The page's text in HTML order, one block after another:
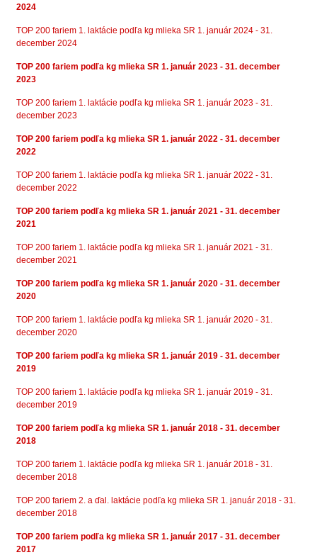
2024
TOP 200 fariem 1. laktácie podľa kg mlieka SR 1. január 2024 - 31.
december 2024
TOP 200 fariem podľa kg mlieka SR 1. január 2023 - 31. december
2023
TOP 200 fariem 1. laktácie podľa kg mlieka SR 1. január 2023 - 31.
december 2023
TOP 200 fariem podľa kg mlieka SR 1. január 2022 - 31. december
2022
TOP 200 fariem 1. laktácie podľa kg mlieka SR 1. január 2022 - 31.
december 2022
TOP 200 fariem podľa kg mlieka SR 1. január 2021 - 31. december
2021
TOP 200 fariem 1. laktácie podľa kg mlieka SR 1. január 2021 - 31.
december 2021
TOP 200 fariem podľa kg mlieka SR 1. január 2020 - 31. december
2020
TOP 200 fariem 1. laktácie podľa kg mlieka SR 1. január 2020 - 31.
december 2020
TOP 200 fariem podľa kg mlieka SR 1. január 2019 - 31. december
2019
TOP 200 fariem 1. laktácie podľa kg mlieka SR 1. január 2019 - 31.
december 2019
TOP 200 fariem podľa kg mlieka SR 1. január 2018 - 31. december
2018
TOP 200 fariem 1. laktácie podľa kg mlieka SR 1. január 2018 - 31.
december 2018
TOP 200 fariem 2. a ďal. laktácie podľa kg mlieka SR 1. január 2018 - 31.
december 2018
TOP 200 fariem podľa kg mlieka SR 1. január 2017 - 31. december
2017